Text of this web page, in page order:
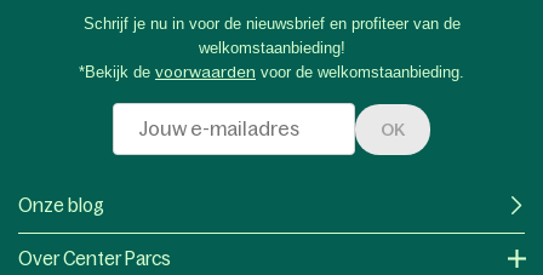
Schrijf je nu in voor de nieuwsbrief en profiteer van de
welkomstaanbieding!
*Bekijk de voorwaarden voor de welkomstaanbieding.
OK
Onze blog
Over Center Parcs